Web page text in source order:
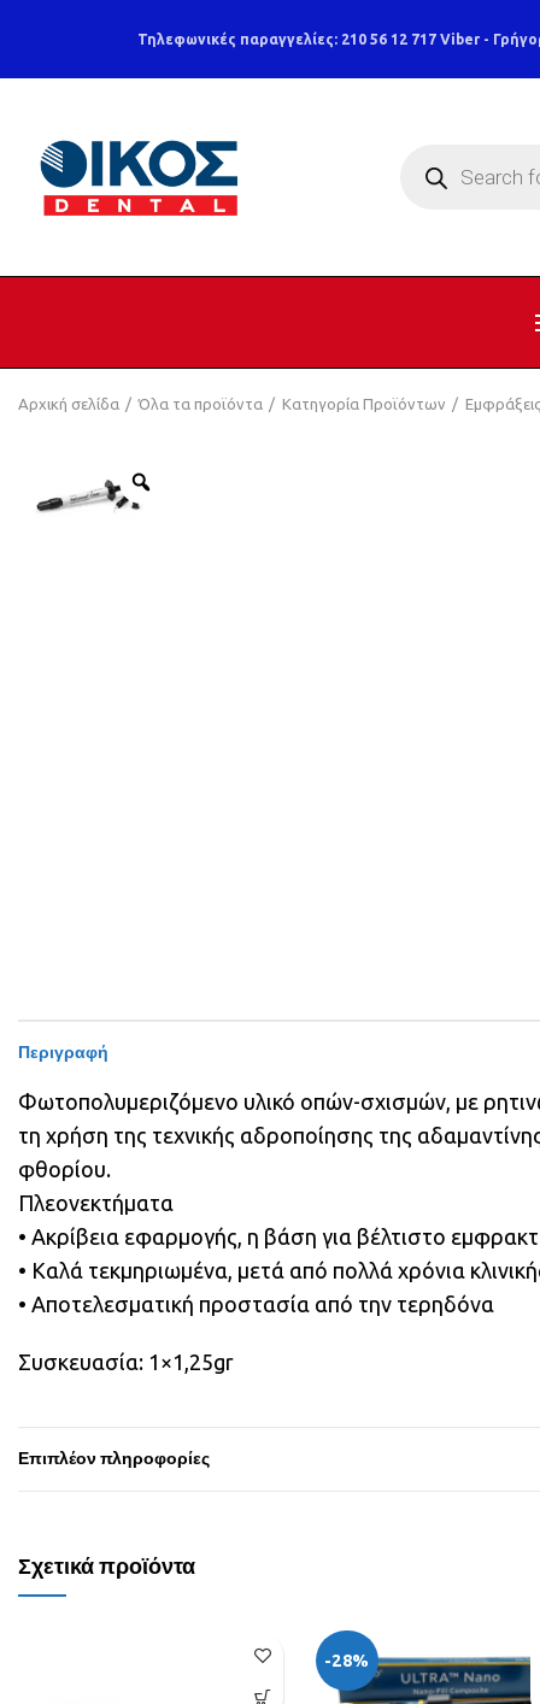
Τηλεφωνικές παραγγελίες: 210 56 12 717 Viber -
search
Αρχική σελίδα Όλα τα προϊόντα Κατηγορία Προϊόντων Εμφράξεις
Περιγραφή
Φωτοπολυμεριζόμενo υλικό οπών-σχισμών, με
τη χρήση της τεχνικής αδροποίησης της
φθορίου.
Πλεονεκτήματα
• Ακρίβεια εφαρμογής, η βάση για βέλτιστο
• Καλά τεκμηριωμένα, μετά από πολλά χρόνια
• Αποτελεσματική προστασία από την τερηδόνα
Συσκευασία: 1×1,25gr
Επιπλέον πληροφορίες
Σχετικά προϊόντα
-28%